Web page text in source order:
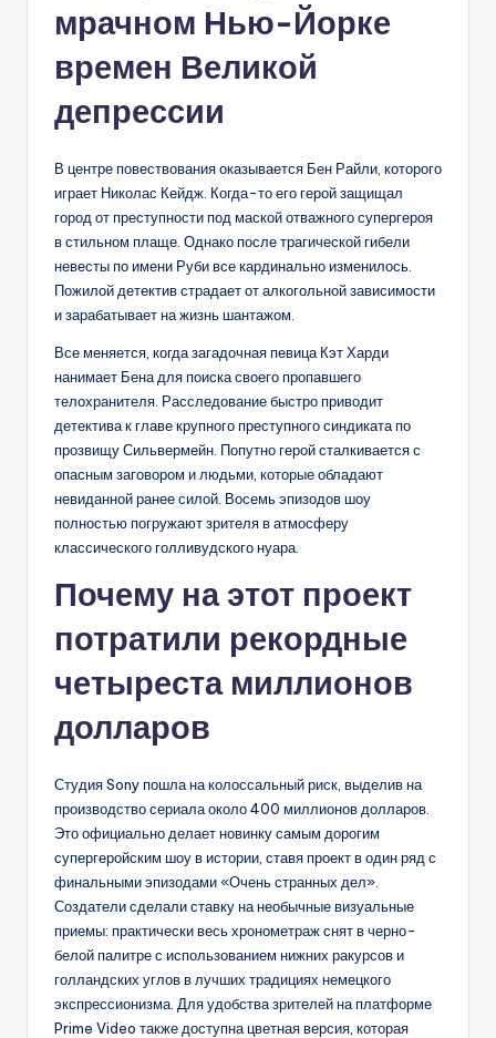
мрачном Нью-Йорке
времен Великой
депрессии
В центре повествования оказывается Бен Райли, которого
играет Николас Кейдж. Когда-то его герой защищал
город от преступности под маской отважного супергероя
в стильном плаще. Однако после трагической гибели
невесты по имени Руби все кардинально изменилось.
Пожилой детектив страдает от алкогольной зависимости
и зарабатывает на жизнь шантажом.
Все меняется, когда загадочная певица Кэт Харди
нанимает Бена для поиска своего пропавшего
телохранителя. Расследование быстро приводит
детектива к главе крупного преступного синдиката по
прозвищу Сильвермейн. Попутно герой сталкивается с
опасным заговором и людьми, которые обладают
невиданной ранее силой. Восемь эпизодов шоу
полностью погружают зрителя в атмосферу
классического голливудского нуара.
Почему на этот проект
потратили рекордные
четыреста миллионов
долларов
Студия Sony пошла на колоссальный риск, выделив на
производство сериала около 400 миллионов долларов.
Это официально делает новинку самым дорогим
супергеройским шоу в истории, ставя проект в один ряд с
финальными эпизодами «Очень странных дел».
Создатели сделали ставку на необычные визуальные
приемы: практически весь хронометраж снят в черно-
белой палитре с использованием нижних ракурсов и
голландских углов в лучших традициях немецкого
экспрессионизма. Для удобства зрителей на платформе
Prime Video также доступна цветная версия, которая